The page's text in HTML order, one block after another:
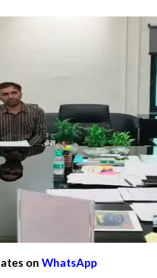
on WhatsApp